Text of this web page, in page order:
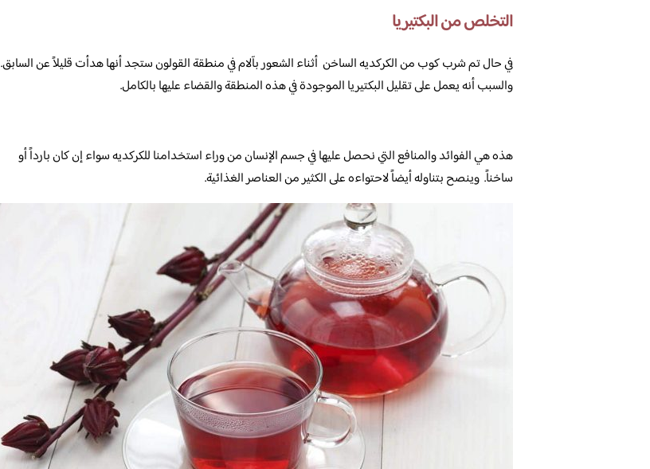
التخلص من البكتيريا
في حال تم شرب كوب من الكركديه الساخن أثناء الشعور بآلام في منطقة القولون ستجد أنها هدأت قليلاً عن السابق.
والسبب أنه يعمل على تقليل البكتيريا الموجودة في هذه المنطقة والقضاء عليها بالكامل.
هذه هي الفوائد والمنافع التي نحصل عليها في جسم الإنسان من وراء استخدامنا للكركديه سواء إن كان بارداً أو
ساخناً. وينصح بتناوله أيضاً لاحتواءه على الكثير من العناصر الغذائية.